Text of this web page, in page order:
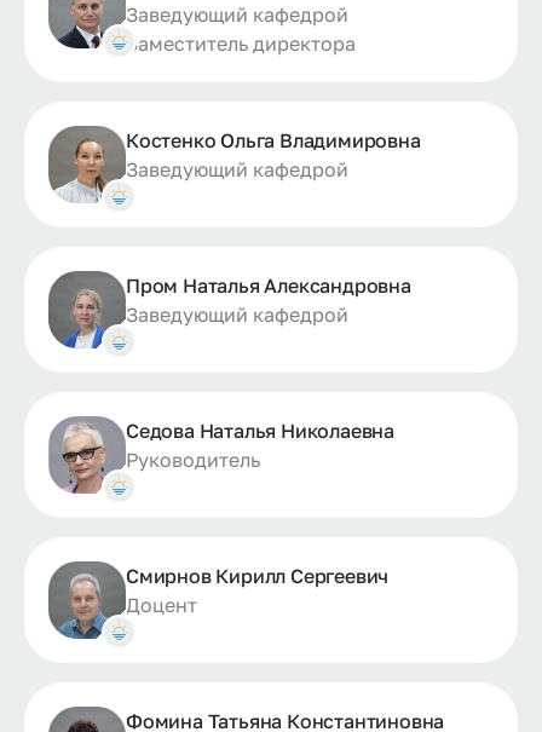
Заведующий кафедрой
Заместитель директора
Костенко Ольга Владимировна
Заведующий кафедрой
Пром Наталья Александровна
Заведующий кафедрой
Седова Наталья Николаевна
Руководитель
Смирнов Кирилл Сергеевич
Доцент
Фомина Татьяна Константиновна